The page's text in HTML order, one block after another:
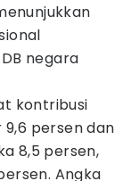
negara
kontribusi
persen dan
8,5 persen,
Angka